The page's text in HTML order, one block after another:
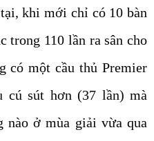
khi mới chỉ có 10 bàn
trong 110 lần ra sân cho
có một cầu thủ Premier
cú sút hơn (37 lần) mà
nào ở mùa giải vừa qua